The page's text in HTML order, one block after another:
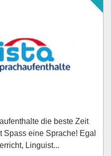
die beste Zeit
eine Sprache! Egal
Linguist...